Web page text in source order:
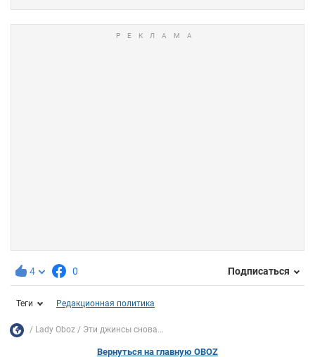
4 0 Подписаться
Теги Редакционная политика
Lady Oboz Эти джинсы снова...
Вернуться на главную OBOZ